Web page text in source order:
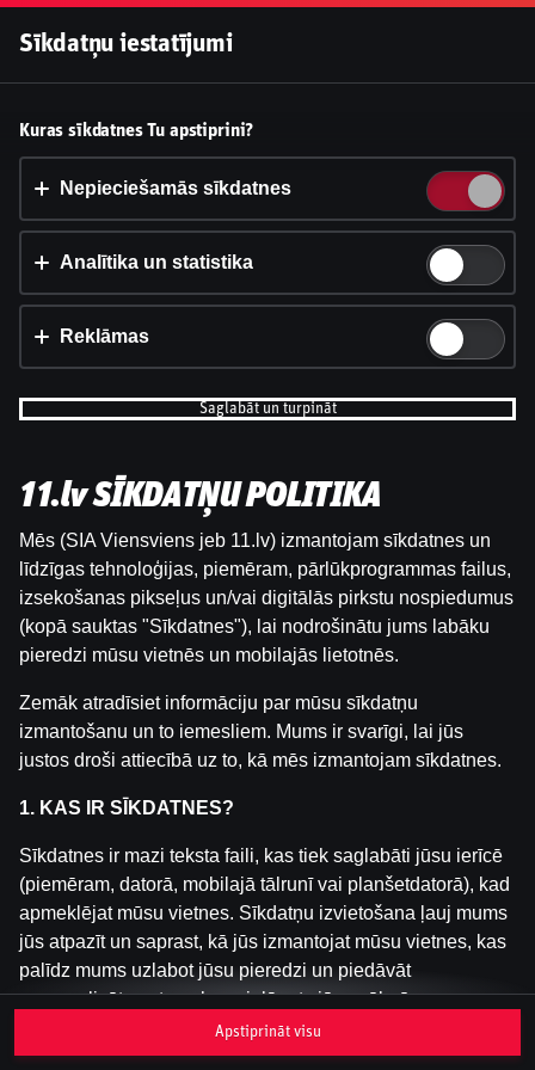
Šai spēlei nav pieejama demo versija. Lūdzu,
pieslēdzies, lai spēlētu ar īstu naudu.
Pieslēgties
Vai pieņemt sīkdatnes?
Šī vietne izmanto 3 dažādu veidu sīkdatnes: obligāti
nepieciešamās, analītikas un statistikas, reklāmas.
Iestatījumi un informācija
Sīkdatņu iestatījumi
Kuras sīkdatnes Tu apstiprini?
Nepieciešamās sīkdatnes
Analītika un statistika
Reklāmas
Saglabāt un turpināt
11.lv SĪKDATŅU POLITIKA
Mēs (SIA Viensviens jeb 11.lv) izmantojam sīkdatnes un
līdzīgas tehnoloģijas, piemēram, pārlūkprogrammas failus,
izsekošanas pikseļus un/vai digitālās pirkstu nospiedumus
(kopā sauktas "Sīkdatnes"), lai nodrošinātu jums labāku
pieredzi mūsu vietnēs un mobilajās lietotnēs.
Zemāk atradīsiet informāciju par mūsu sīkdatņu
izmantošanu un to iemesliem. Mums ir svarīgi, lai jūs
justos droši attiecībā uz to, kā mēs izmantojam sīkdatnes.
1. KAS IR SĪKDATNES?
Sīkdatnes ir mazi teksta faili, kas tiek saglabāti jūsu ierīcē
(piemēram, datorā, mobilajā tālrunī vai planšetdatorā), kad
apmeklējat mūsu vietnes. Sīkdatņu izvietošana ļauj mums
jūs atpazīt un saprast, kā jūs izmantojat mūsu vietnes, kas
palīdz mums uzlabot jūsu pieredzi un piedāvāt
personalizētu saturu, kas pielāgots jūsu vēlmēm.
Sīkdatnes var būt pagaidu (tā sauktas "sesijas sīkdatnes")
Apstiprināt visu